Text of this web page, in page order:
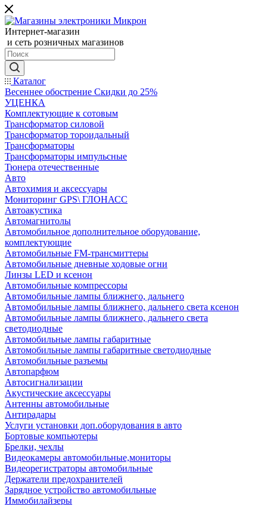
Интернет-магазин
и сеть розничных магазинов
Каталог
Весеннее обострение Скидки до 25%
УЦЕНКА
Комплектующие к сотовым
Трансформатор силовой
Трансформатор тороидальный
Трансформаторы
Трансформаторы импульсные
Тюнера отечественные
Авто
Автохимия и аксессуары
Мониторинг GPS\ ГЛОНАСС
Автоакустика
Автомагнитолы
Автомобильное дополнительное оборудование,
комплектующие
Автомобильные FM-трансмиттеры
Автомобильные дневные ходовые огни
Линзы LED и ксенон
Автомобильные компрессоры
Автомобильные лампы ближнего, дальнего
Автомобильные лампы ближнего, дальнего света ксенон
Автомобильные лампы ближнего, дальнего света
светодиодные
Автомобильные лампы габаритные
Автомобильные лампы габаритные светодиодные
Автомобильные разъемы
Автопарфюм
Автосигнализации
Акустические аксессуары
Антенны автомобильные
Антирадары
Услуги установки доп.оборудования в авто
Бортовые компьютеры
Брелки, чехлы
Видеокамеры автомобильные,мониторы
Видеорегистраторы автомобильные
Держатели предохранителей
Зарядное устройство автомобильные
Иммобилайзеры